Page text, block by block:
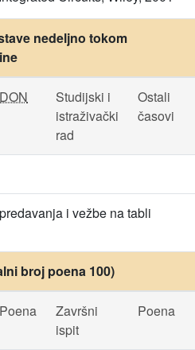
nedeljno tokom
DON
Studijski i
istraživački
rad
Ostali
časovi
predavanja i vežbe na tabli
broj poena 100)
Poena
Završni
ispit
Poena